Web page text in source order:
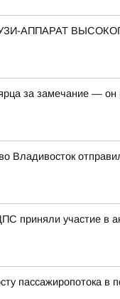
АППАРАТ
за замечание — он
Владивосток
приняли участие в
пассажиропотока